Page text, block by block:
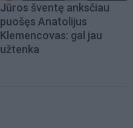
Jūros šventę anksčiau
puošęs Anatolijus
Klemencovas: gal jau
užtenka